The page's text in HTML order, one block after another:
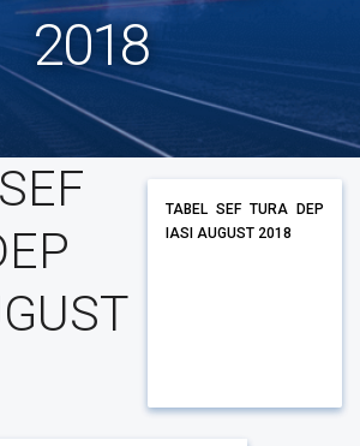
2018
TABEL SEF TURA DEP
IASI AUGUST 2018